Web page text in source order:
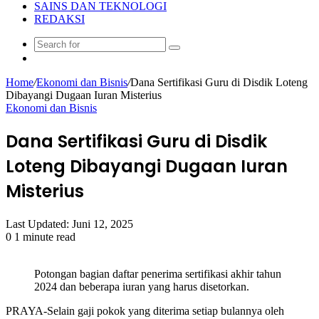
SAINS DAN TEKNOLOGI
REDAKSI
Search
Home/Ekonomi dan Bisnis/Dana Sertifikasi Guru di Disdik Loteng
Dibayangi Dugaan Iuran Misterius
Ekonomi dan Bisnis
Dana Sertifikasi Guru di Disdik
Loteng Dibayangi Dugaan Iuran
Misterius
Last Updated: Juni 12, 2025
0 1 minute read
Potongan bagian daftar penerima sertifikasi akhir tahun
2024 dan beberapa iuran yang harus disetorkan.
PRAYA-Selain gaji pokok yang diterima setiap bulannya oleh